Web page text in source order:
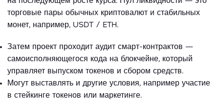
торговые пары обычных криптовалют и стабильных
монет, например, USDT / ETH.
Затем проект проходит аудит смарт-контрактов —
самоисполняющегося кода на блокчейне, который
управляет выпуском токенов и сбором средств.
Могут выставлять и другие условия, например участие
в стейкинге токенов или маркетинге.